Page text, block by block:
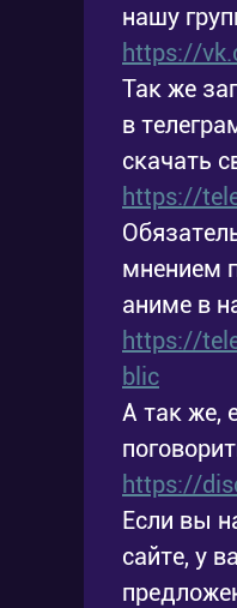
нашу
https://
Так же
в
скачать
https://
мнением
аниме в
https://
blic
А так же,
https://
Если вы
сайте, у